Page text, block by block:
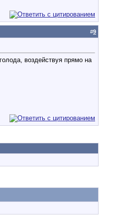
#9
воздействуя прямо на